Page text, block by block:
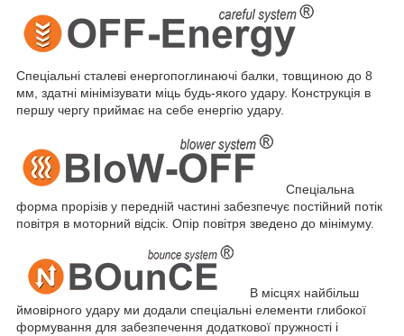
Спеціальні сталеві енергопоглинаючі балки, товщиною до 8
мм, здатні мінімізувати міць будь-якого удару. Конструкція в
першу чергу приймає на себе енергію удару.
Спеціальна
форма прорізів у передній частині забезпечує постійний потік
повітря в моторний відсік. Опір повітря зведено до мінімуму.
В місцях найбільш
ймовірного удару ми додали спеціальні елементи глибокої
формування для забезпечення додаткової пружності і